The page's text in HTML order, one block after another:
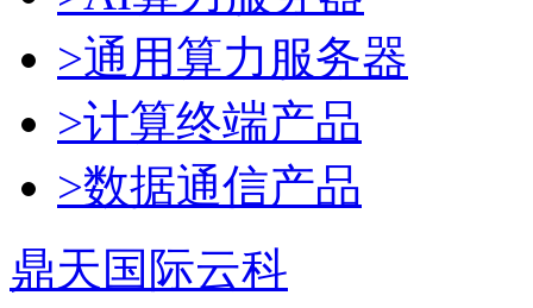
>通用算力服务器
>计算终端产品
>数据通信产品
鼎天国际云科